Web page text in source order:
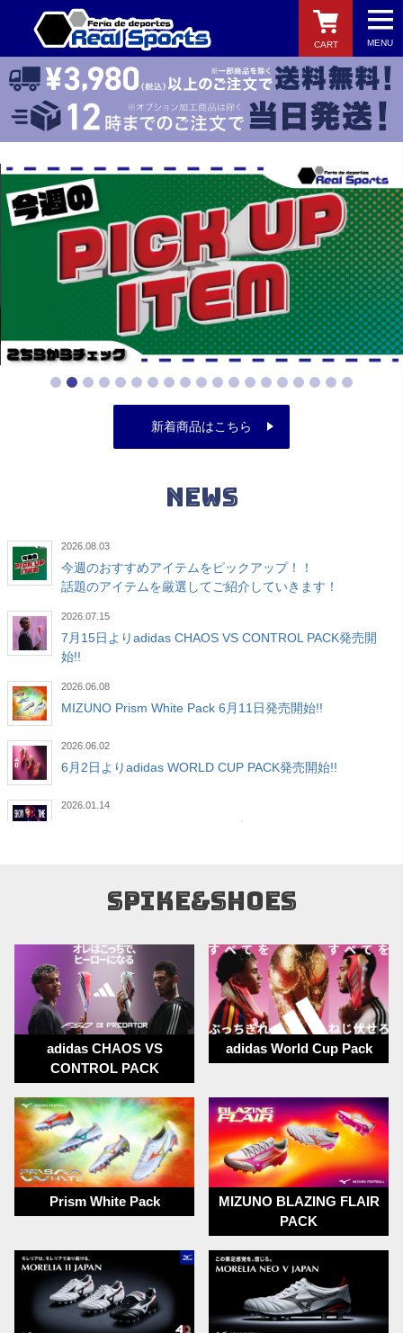
MENU
CART
検索
新着商品はこちら
NEWS
2026.08.03
今週のおすすめアイテムをピックアップ！！
話題のアイテムを厳選してご紹介していきます！
2026.07.15
7月15日よりadidas CHAOS VS CONTROL PACK発売開
始!!
2026.06.08
MIZUNO Prism White Pack 6月11日発売開始!!
2026.06.02
6月2日よりadidas WORLD CUP PACK発売開始!!
2026.01.14
【 重要なお知らせ 】当日発送の締め時間を変更いたしま
す。
現在：14時まで → 変更後（5月1日以降）：12時まで
ご理解賜りますようお願い申し上げます。
2026.03.23
adidas ICE COLD PRECISION PACK 3月30日発売開始!!
adidas サッカー日本代表 2026 アウェイユニフォーム発売
開始！
2026.02.26
PUMA DREAM RUSH PACK 3月5日17:00発売開始！
2026.01.08
adidas BORN FOR FOOTBALL PACK 1月15日発売開始
SPIKE&SHOES
adidas CHAOS VS
CONTROL PACK
adidas World Cup Pack
Prism White Pack
MIZUNO BLAZING FLAIR
PACK